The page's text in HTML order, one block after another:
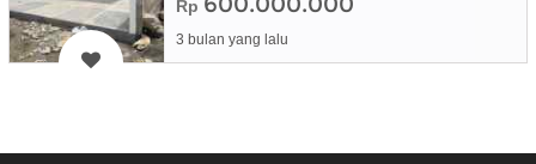
Rp
3 bulan yang lalu